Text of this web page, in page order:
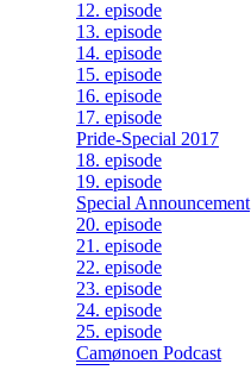
12. episode
13. episode
14. episode
15. episode
16. episode
17. episode
Pride-Special 2017
18. episode
19. episode
Special Announcement
20. episode
21. episode
22. episode
23. episode
24. episode
25. episode
Camønoen Podcast